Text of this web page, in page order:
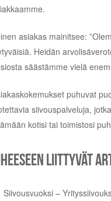
asiakas mainitsee:
Heidän
säästämme vielä
puhuvat
siivouspalveluja,
kotisi tai toimistosi
liittyvät
Siivousvuoksi –